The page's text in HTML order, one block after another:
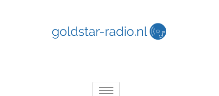
Goldstar-radio.nl
Toggle